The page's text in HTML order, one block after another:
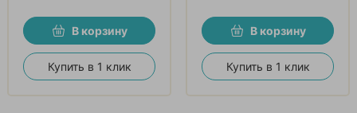
В корзину
Купить в 1 клик
В корзину
Купить в 1 клик